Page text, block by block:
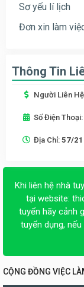
Sơ yếu lí lịch
Đơn xin làm
Thông Tin
Người Liên
Số Điện Thoại:
Địa Chỉ: 57/21
Khi liên hệ nhà
tại website:
tuyển hãy cảnh
tuyển dụng,
CỘNG ĐỒNG VIỆC